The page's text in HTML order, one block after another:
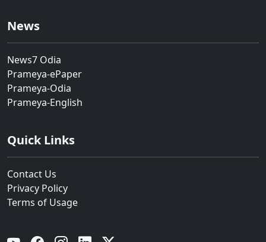
News
News7 Odia
Prameya-ePaper
Prameya-Odia
Prameya-English
Quick Links
Contact Us
Privacy Policy
Terms of Usage
YouTube Facebook Instagram Linkedin